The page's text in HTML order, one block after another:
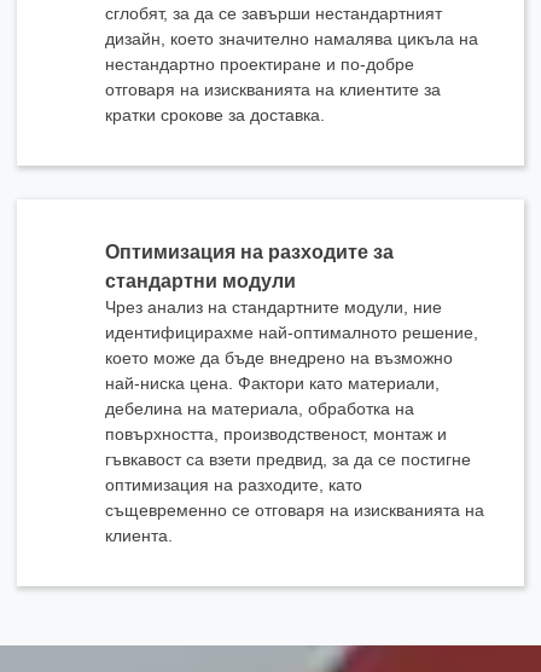
сглобят, за да се завърши нестандартният
дизайн, което значително намалява цикъла на
нестандартно проектиране и по-добре
отговаря на изискванията на клиентите за
кратки срокове за доставка.
Оптимизация на разходите за
стандартни модули
Чрез анализ на стандартните модули, ние
идентифицирахме най-оптималното решение,
което може да бъде внедрено на възможно
най-ниска цена. Фактори като материали,
дебелина на материала, обработка на
повърхността, производственост, монтаж и
гъвкавост са взети предвид, за да се постигне
оптимизация на разходите, като
същевременно се отговаря на изискванията на
клиента.
x
решения, които най-добре отговарят на вашите нужди.
Моля, изберете тип продукт